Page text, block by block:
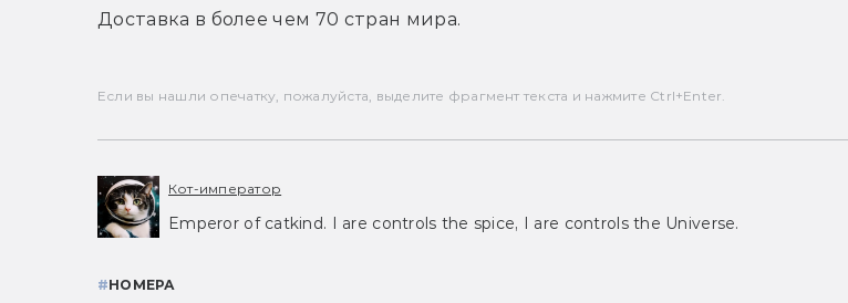
Доставка в более чем 70 стран мира.
Если вы нашли опечатку, пожалуйста, выделите фрагмент текста и нажмите Ctrl+Enter.
Кот-император
Emperor of catkind. I are controls the spice, I are controls the Universe.
#НОМЕРА